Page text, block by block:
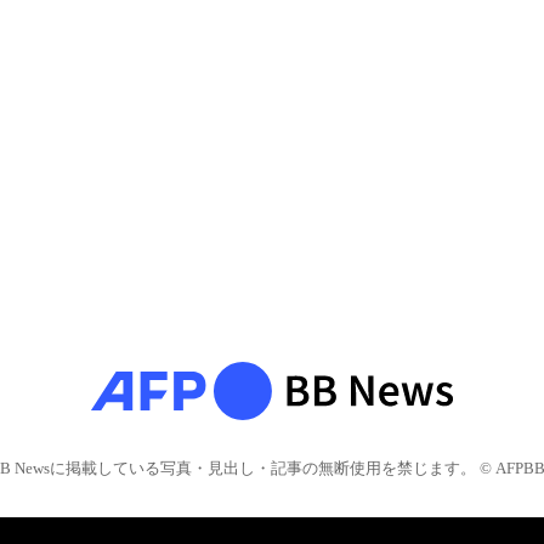
Newsに掲載している写真・見出し・記事の無断使用を禁じます。 © AFPBB